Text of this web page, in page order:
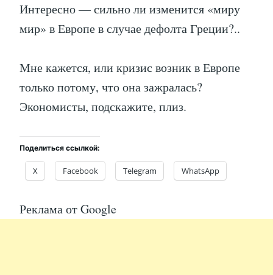
Интересно — сильно ли изменится «миру
мир» в Европе в случае дефолта Греции?..
Мне кажется, или кризис возник в Европе
только потому, что она зажралась?
Экономисты, подскажите, плиз.
Поделиться ссылкой:
X Facebook Telegram WhatsApp
Реклама от Google